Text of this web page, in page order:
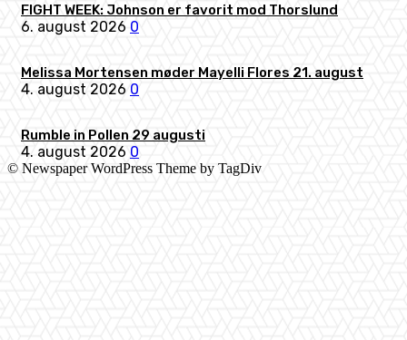
FIGHT WEEK: Johnson er favorit mod Thorslund
6. august 2026 0
Melissa Mortensen møder Mayelli Flores 21. august
4. august 2026 0
Rumble in Pollen 29 augusti
4. august 2026 0
© Newspaper WordPress Theme by TagDiv